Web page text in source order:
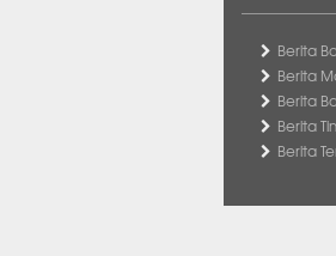
Berita
Berita
Berita
Berita
Berita